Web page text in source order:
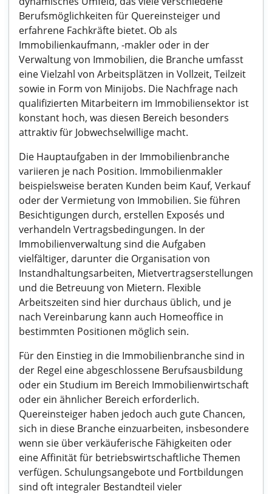
Berufsmöglichkeiten für Quereinsteiger und
erfahrene Fachkräfte bietet. Ob als
Immobilienkaufmann, -makler oder in der
Verwaltung von Immobilien, die Branche umfasst
eine Vielzahl von Arbeitsplätzen in Vollzeit, Teilzeit
sowie in Form von Minijobs. Die Nachfrage nach
qualifizierten Mitarbeitern im Immobiliensektor ist
konstant hoch, was diesen Bereich besonders
attraktiv für Jobwechselwillige macht.
Die Hauptaufgaben in der Immobilienbranche
variieren je nach Position. Immobilienmakler
beispielsweise beraten Kunden beim Kauf, Verkauf
oder der Vermietung von Immobilien. Sie führen
Besichtigungen durch, erstellen Exposés und
verhandeln Vertragsbedingungen. In der
Immobilienverwaltung sind die Aufgaben
vielfältiger, darunter die Organisation von
Instandhaltungsarbeiten, Mietvertragserstellungen
und die Betreuung von Mietern. Flexible
Arbeitszeiten sind hier durchaus üblich, und je
nach Vereinbarung kann auch Homeoffice in
bestimmten Positionen möglich sein.
Für den Einstieg in die Immobilienbranche sind in
der Regel eine abgeschlossene Berufsausbildung
oder ein Studium im Bereich Immobilienwirtschaft
oder ein ähnlicher Bereich erforderlich.
Quereinsteiger haben jedoch auch gute Chancen,
sich in diese Branche einzuarbeiten, insbesondere
wenn sie über verkäuferische Fähigkeiten oder
eine Affinität für betriebswirtschaftliche Themen
verfügen. Schulungsangebote und Fortbildungen
sind oft integraler Bestandteil vieler